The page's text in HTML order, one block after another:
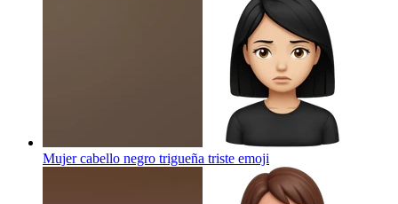
Mujer cabello negro trigueña triste emoji